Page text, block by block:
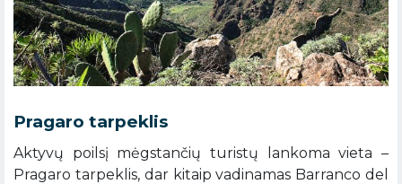
Pragaro tarpeklis
Aktyvų poilsį mėgstančių turistų lankoma vieta –
Pragaro tarpeklis, dar kitaip vadinamas Barranco del